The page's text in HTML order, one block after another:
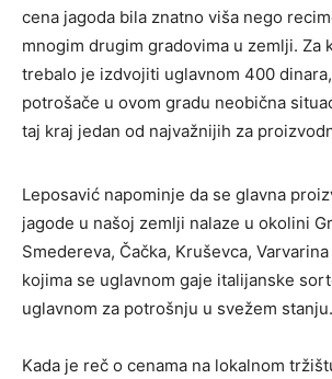
cena jagoda bila znatno viša nego
mnogim drugim gradovima u zemlji. Za
trebalo je izdvojiti uglavnom 400
potrošače u ovom gradu neobična
taj kraj jedan od najvažnijih za
Leposavić napominje da se glavna
jagode u našoj zemlji nalaze u okolini
Smedereva, Čačka, Kruševca,
kojima se uglavnom gaje italijanske
uglavnom za potrošnju u svežem stanju.
Kada je reč o cenama na lokalnom